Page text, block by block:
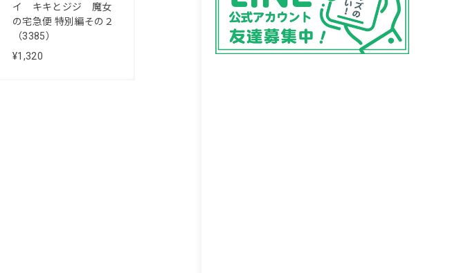
イ キキとジジ 魔女
の宅急便 特別編その２
（3385）
¥1,320